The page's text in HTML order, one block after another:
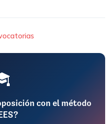
con el método